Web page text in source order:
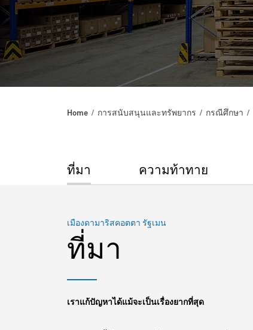
Home การสนับสนุนและทรัพยากร กรณีศึกษา
ที่มา ความท้าทาย
เมืองดามาริสคอตตา รัฐเมน
ที่มา
เราแก้ปัญหาได้แม้จะเป็นเรื่องยากที่สุด